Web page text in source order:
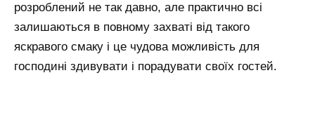
розроблений не так давно, але практично всі
залишаються в повному захваті від такого
яскравого смаку і це чудова можливість для
господині здивувати і порадувати своїх гостей.